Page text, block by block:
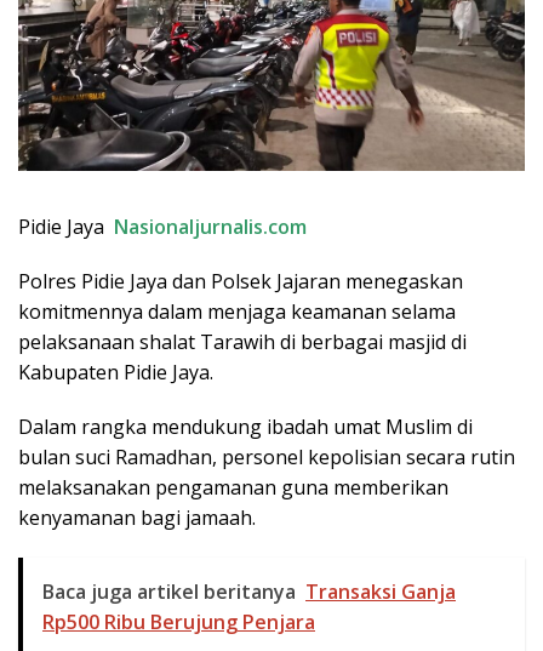
Pidie Jaya Nasionaljurnalis.com
Polres Pidie Jaya dan Polsek Jajaran menegaskan
komitmennya dalam menjaga keamanan selama
pelaksanaan shalat Tarawih di berbagai masjid di
Kabupaten Pidie Jaya.
Dalam rangka mendukung ibadah umat Muslim di
bulan suci Ramadhan, personel kepolisian secara rutin
melaksanakan pengamanan guna memberikan
kenyamanan bagi jamaah.
Baca juga artikel beritanya Transaksi Ganja
Rp500 Ribu Berujung Penjara